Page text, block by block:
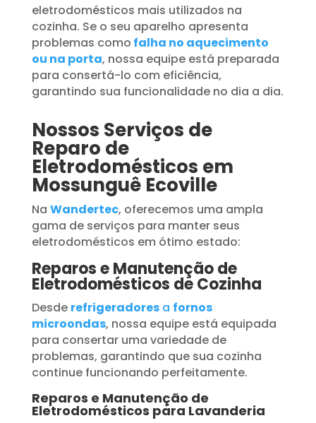
eletrodomésticos mais utilizados na
cozinha. Se o seu aparelho apresenta
problemas como falha no aquecimento
ou na porta, nossa equipe está preparada
para consertá-lo com eficiência,
garantindo sua funcionalidade no dia a dia.
Nossos Serviços de
Reparo de
Eletrodomésticos em
Mossunguê Ecoville
Na Wandertec, oferecemos uma ampla
gama de serviços para manter seus
eletrodomésticos em ótimo estado:
Reparos e Manutenção de
Eletrodomésticos de Cozinha
Desde refrigeradoresa fornos
microondas, nossa equipe está equipada
para consertar uma variedade de
problemas, garantindo que sua cozinha
continue funcionando perfeitamente.
Reparos e Manutenção de
Eletrodomésticos para Lavanderia